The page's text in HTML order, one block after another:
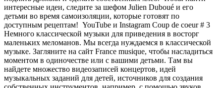
интересные идеи, следите за шефом Julien Duboué и его
детьми во время самоизоляции, которые готовят по
доступным рецептам! YouTube и Instagram Coup de coeur # 3
Немного классической музыки для приведения в восторг
маленьких меломанов. Мы всегда нуждаемся в классической
музыке. Загляните на сайт France musique, чтобы насладиться
моментом в одиночестве или с вашими детьми. Там вы
найдете множество видеозаписей концертов, идей
музыкальных заданий для детей, источников для создания